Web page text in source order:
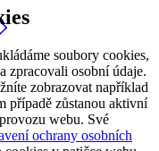
soubory cookies,
zpracovali osobní údaje.
zobrazovat například
případě zůstanou aktivní
webu. Své
ochrany osobních